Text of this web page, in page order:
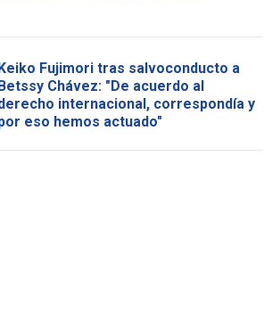
Fujimori tras salvoconducto a
Chávez: "De acuerdo al
internacional, correspondía y
eso hemos actuado"